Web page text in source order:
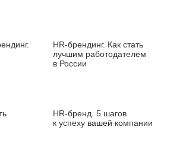
HR‑брендинг. Как стать
лучшим работодателем
в России
HR‑бренд. 5 шагов
к успеху вашей компании